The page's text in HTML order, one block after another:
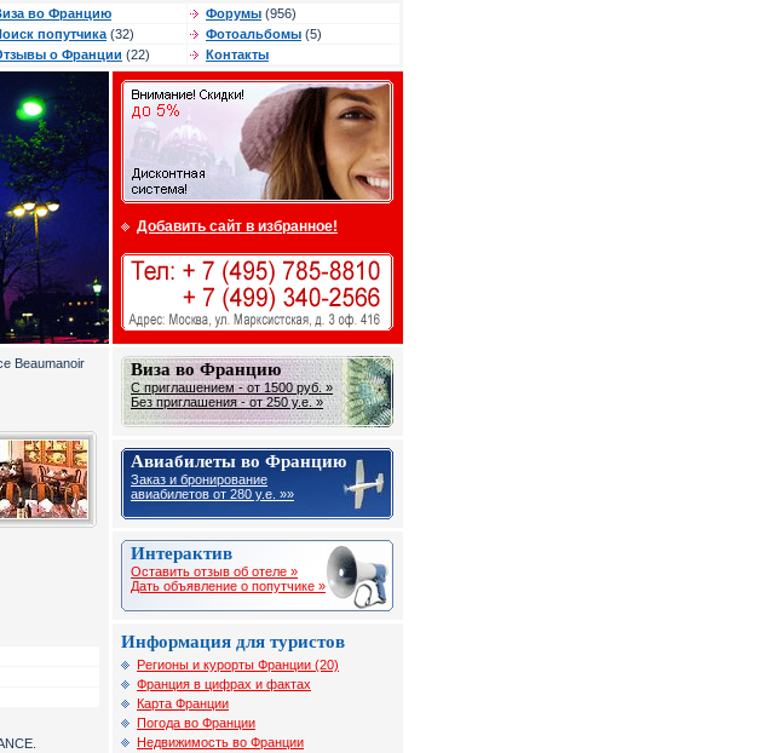
во Францию Форумы (956)
попутчика (32) Фотоальбомы (5)
о Франции (22) Контакты
Добавить сайт в избранное!
Beaumanoir Виза во Францию
С приглашением - от 1500 руб. »
Без приглашения - от 250 у.е. »
Авиабилеты во Францию
Заказ и бронирование
авиабилетов от 280 у.е. »»
Интерактив
Оставить отзыв об отеле »
Дать объявление о попутчике »
Информация для туристов
Регионы и курорты Франции (20)
Франция в цифрах и фактах
Карта Франции
Погода во Франции
Недвижимость во Франции